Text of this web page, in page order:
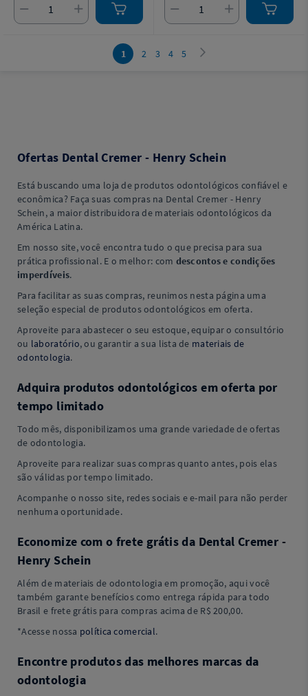
Tip.
1 2 3 4 5
Ofertas Dental Cremer - Henry Schein
Está buscando uma loja de produtos odontológicos confiável e
econômica? Faça suas compras na Dental Cremer - Henry
Schein, a maior distribuidora de materiais odontológicos da
América Latina.
Em nosso site, você encontra tudo o que precisa para sua
prática profissional. E o melhor: com descontos e condições
imperdíveis.
Para facilitar as suas compras, reunimos nesta página uma
seleção especial de produtos odontológicos em oferta.
Aproveite para abastecer o seu estoque, equipar o consultório
ou laboratório, ou garantir a sua lista de materiais de
odontologia.
Adquira produtos odontológicos em oferta por
tempo limitado
Todo mês, disponibilizamos uma grande variedade de ofertas
de odontologia.
Aproveite para realizar suas compras quanto antes, pois elas
são válidas por tempo limitado.
Acompanhe o nosso site, redes sociais e e-mail para não perder
nenhuma oportunidade.
Economize com o frete grátis da Dental Cremer -
Henry Schein
Além de materiais de odontologia em promoção, aqui você
também garante benefícios como entrega rápida para todo
Brasil e frete grátis para compras acima de R$ 200,00.
*Acesse nossa política comercial.
Encontre produtos das melhores marcas da
odontologia